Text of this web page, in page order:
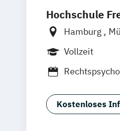
Hochschule
Hamburg
Frankfurt am
Vollzeit
Kostenloses